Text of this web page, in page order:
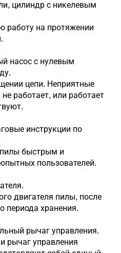
цилиндр с никелевым
работу на протяжении
насос с нулевым
цепи. Неприятные
работает, или работает
инструкции по
быстрым и
пользователей.
двигателя пилы, после
периода хранения.
рычаг управления.
рычаг управления